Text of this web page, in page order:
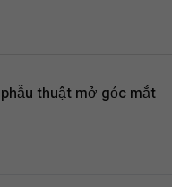
thuật mở góc mắt